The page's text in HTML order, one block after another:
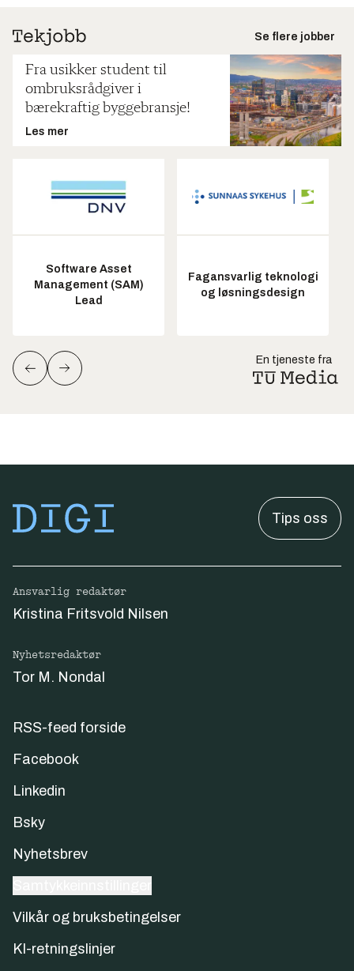
Se flere jobber
Fra usikker student til
ombruksrådgiver i
bærekraftig byggebransje!
Les mer
Software Asset
Management (SAM)
Lead
Fagansvarlig teknologi
og løsningsdesign
En tjeneste fra
Tips oss
Ansvarlig redaktør
Kristina Fritsvold Nilsen
Nyhetsredaktør
Tor M. Nondal
RSS-feed forside
Facebook
Linkedin
Bsky
Nyhetsbrev
Vilkår og bruksbetingelser
KI-retningslinjer